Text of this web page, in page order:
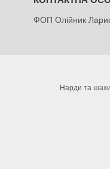
ФОП Олійник